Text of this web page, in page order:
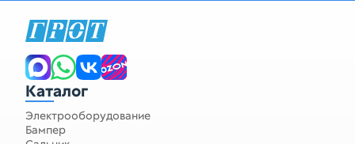
Каталог
Электрооборудование
Бампер